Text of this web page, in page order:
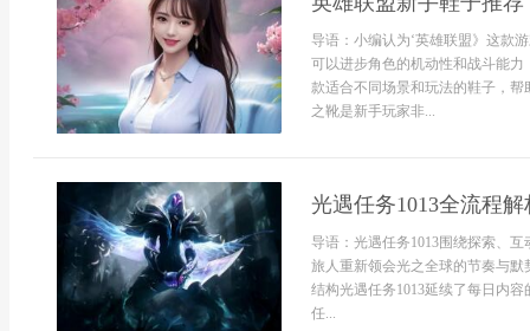
导语：小编认为‘英雄联盟》这款
可以进步角色的机动性和战斗能
款适合不同场景和玩法的鞋子，
之靴是新手玩家非...
光遇任务1013全流程
导语：光遇任务1013围绕探索、
旅人重新领会光之全球的节奏与
结构光遇任务1013延续了每日内
任...